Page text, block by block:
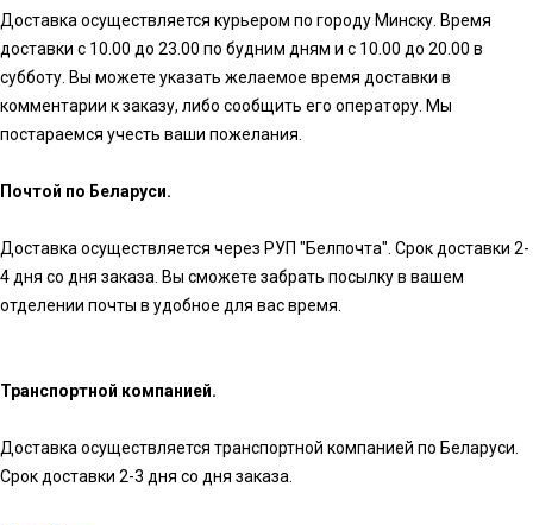
Доставка осуществляется курьером по городу Минску. Время
доставки с 10.00 до 23.00 по будним дням и с 10.00 до 20.00 в
субботу. Вы можете указать желаемое время доставки в
комментарии к заказу, либо сообщить его оператору. Мы
постараемся учесть ваши пожелания.
Почтой по Беларуси.
Доставка осуществляется через РУП "Белпочта". Срок доставки 2-
4 дня со дня заказа. Вы сможете забрать посылку в вашем
отделении почты в удобное для вас время.
Транспортной компанией.
Доставка осуществляется транспортной компанией по Беларуси.
Срок доставки 2-3 дня со дня заказа.